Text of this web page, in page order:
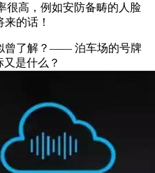
高，例如安防备畴的人脸
的话！
了解？—— 泊车场的号牌
是什么？